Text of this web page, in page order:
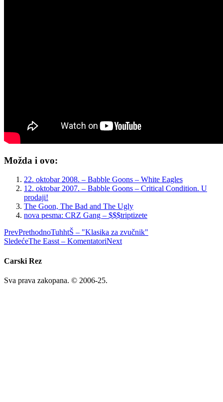
Možda i ovo:
22. oktobar 2008. – Babble Goons – White Eagles
12. oktobar 2007. – Babble Goons – Critical Condition. U
prodaji!
The Goon, The Bad and The Ugly
nova pesma: CRZ Gang – $$$triptizete
PrevPrethodnoTuhhtŠ – "Klasika za zvučnik"
SledećeThe Easst – KomentatoriNext
Carski Rez
Sva prava zakopana. © 2006-25.